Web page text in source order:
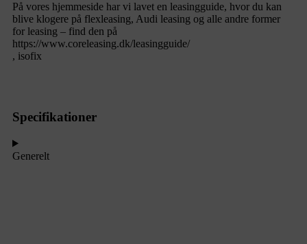
På vores hjemmeside har vi lavet en leasingguide, hvor du kan
blive klogere på flexleasing, Audi leasing og alle andre former
for leasing – find den på
https://www.coreleasing.dk/leasingguide/
, isofix
Specifikationer
Generelt